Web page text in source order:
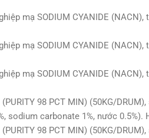
mạ SODIUM CYANIDE (NACN),
mạ SODIUM CYANIDE (NACN),
mạ SODIUM CYANIDE (NACN),
98 PCT MIN) (50KG/
sodium carbonate 1%, nước 0.5%).
98 PCT MIN) (50KG/